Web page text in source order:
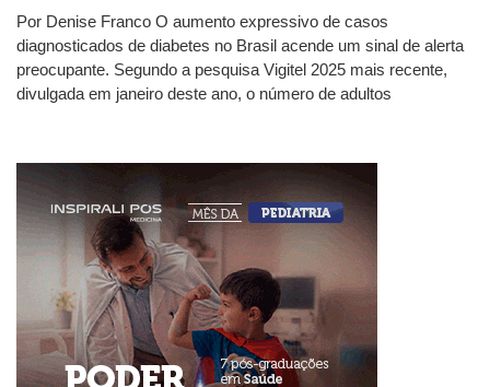
Por Denise Franco O aumento expressivo de casos
diagnosticados de diabetes no Brasil acende um sinal de alerta
preocupante. Segundo a pesquisa Vigitel 2025 mais recente,
divulgada em janeiro deste ano, o número de adultos